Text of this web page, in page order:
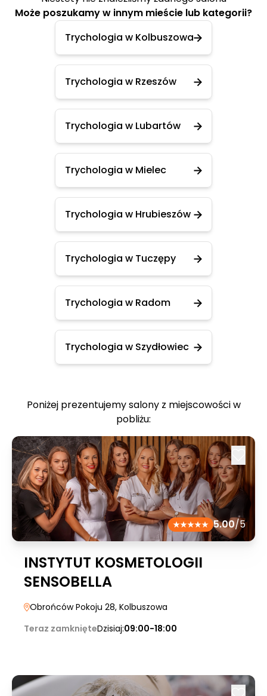
Może poszukamy w innym mieście lub kategorii?
Trychologia w Kolbuszowa
Trychologia w Rzeszów
Trychologia w Lubartów
Trychologia w Mielec
Trychologia w Hrubieszów
Trychologia w Tuczępy
Trychologia w Radom
Trychologia w Szydłowiec
Poniżej prezentujemy salony z miejscowości w
pobliżu:
5.00/5
INSTYTUT KOSMETOLOGII
SENSOBELLA
Obrońców Pokoju 28, Kolbuszowa
Teraz zamknięteDzisiaj:09:00-18:00